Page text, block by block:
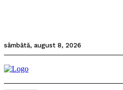
sâmbătă, august 8, 2026